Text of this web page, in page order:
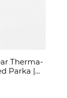
Therma-
Parka |